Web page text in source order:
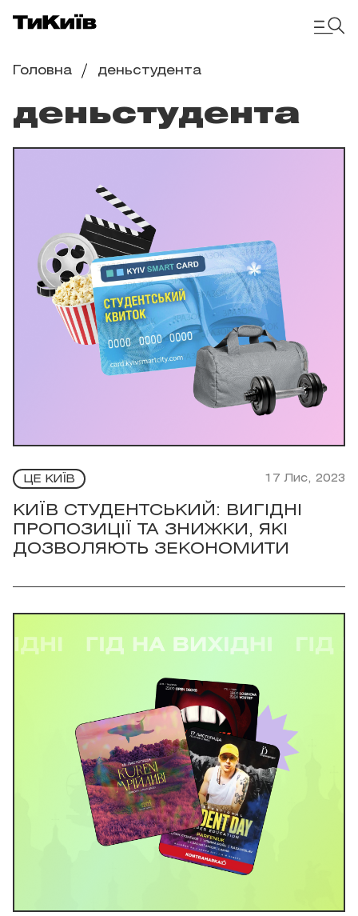
Головна деньстудента
деньстудента
ЦЕ КИЇВ 17 Лис, 2023
КИЇВ СТУДЕНТСЬКИЙ: ВИГІДНІ
ПРОПОЗИЦІЇ ТА ЗНИЖКИ, ЯКІ
ДОЗВОЛЯЮТЬ ЗЕКОНОМИТИ